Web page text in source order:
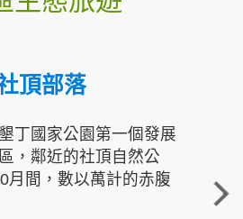
頂部落
丁國家公園第一個發展
，鄰近的社頂自然公
月間，數以萬計的赤腹
重
走進